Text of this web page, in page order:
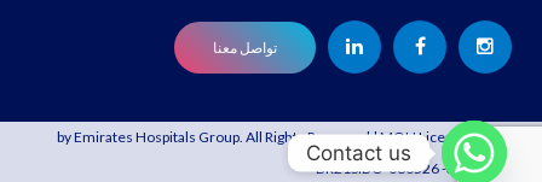
تواصل معنا
© 2021 by Emirates Hospitals Group. All Rights Reserved | MOH License:
BR21SIBO-080526 -30/04/2027
Contact us